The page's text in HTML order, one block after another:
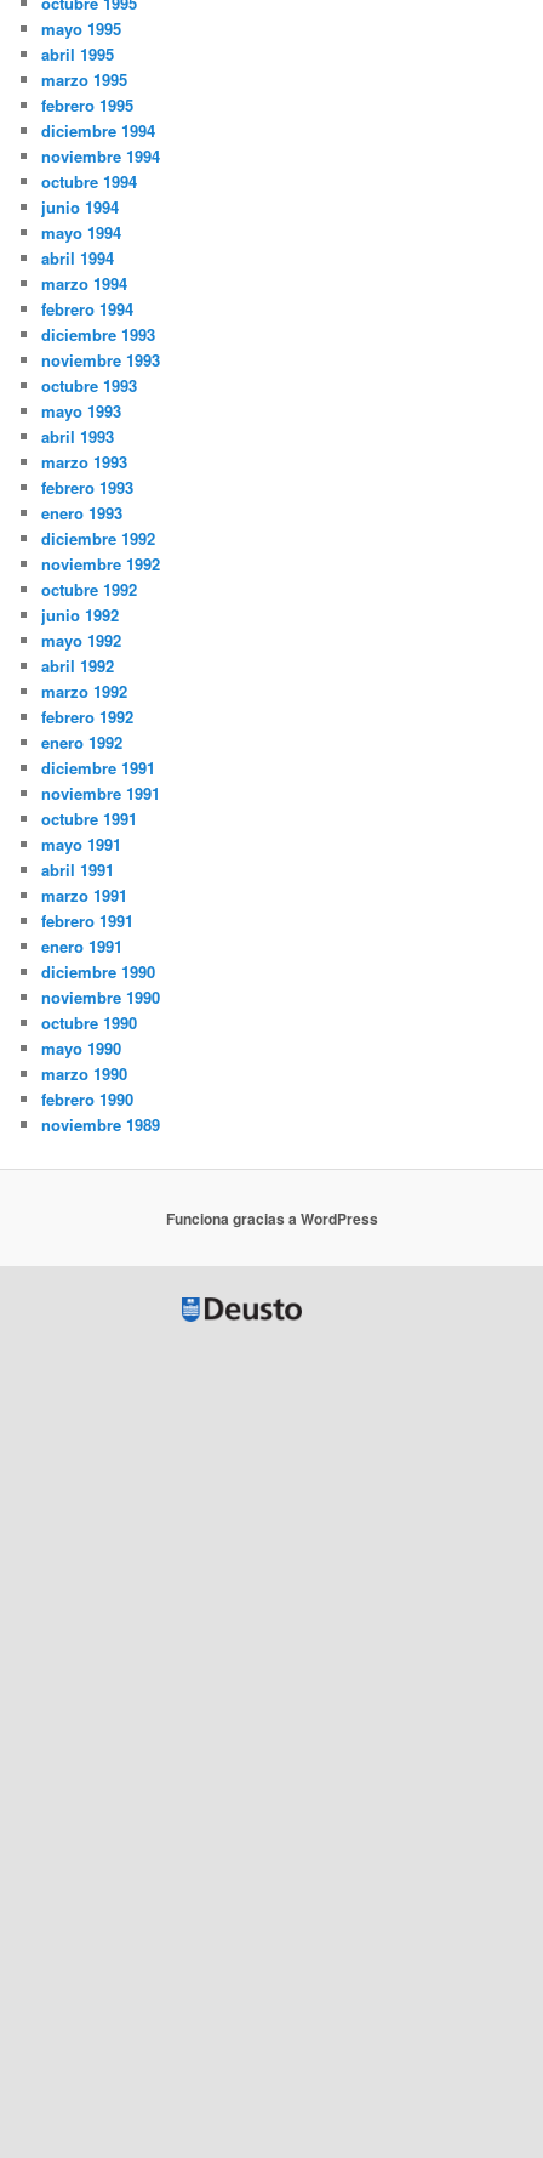
mayo 1995
abril 1995
marzo 1995
febrero 1995
diciembre 1994
noviembre 1994
octubre 1994
junio 1994
mayo 1994
abril 1994
marzo 1994
febrero 1994
diciembre 1993
noviembre 1993
octubre 1993
mayo 1993
abril 1993
marzo 1993
febrero 1993
enero 1993
diciembre 1992
noviembre 1992
octubre 1992
junio 1992
mayo 1992
abril 1992
marzo 1992
febrero 1992
enero 1992
diciembre 1991
noviembre 1991
octubre 1991
mayo 1991
abril 1991
marzo 1991
febrero 1991
enero 1991
diciembre 1990
noviembre 1990
octubre 1990
mayo 1990
marzo 1990
febrero 1990
noviembre 1989
Funciona gracias a WordPress